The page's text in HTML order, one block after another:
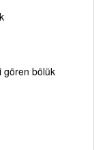
gören bölük